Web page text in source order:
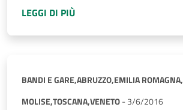
LEGGI DI PIÙ
BANDI E GARE,ABRUZZO,EMILIA ROMAGNA,
MOLISE,TOSCANA,VENETO- 3/6/2016